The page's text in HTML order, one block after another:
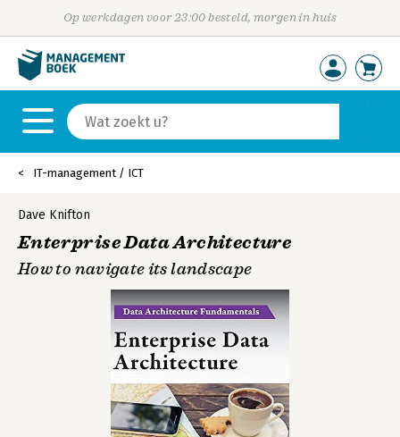
Op werkdagen voor 23:00 besteld, morgen in huis
IT-management / ICT
Dave Knifton
Enterprise Data Architecture
How to navigate its landscape